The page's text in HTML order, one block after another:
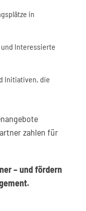
in
und Interessierte
Initiativen, die
zahlen für
– und fördern